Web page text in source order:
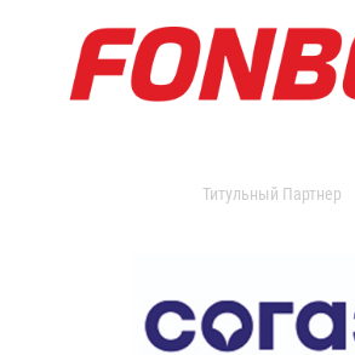
Титульный Партнер